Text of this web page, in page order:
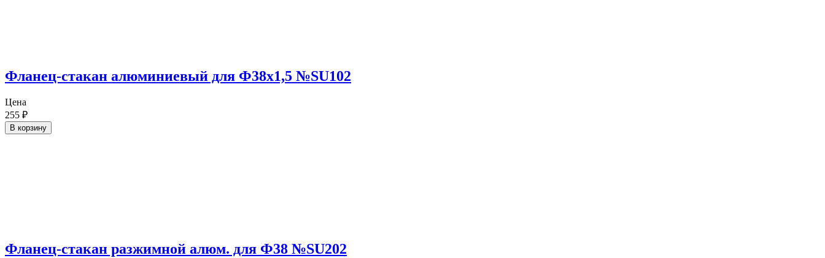
Фланец-стакан алюминиевый для Ф38х1,5 №SU102
Цена
255 ₽
В корзину
Фланец-стакан разжимной алюм. для Ф38 №SU202